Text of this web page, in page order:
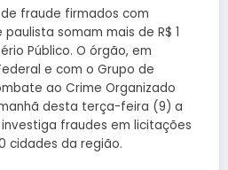
fraude firmados com
somam mais de R$ 1
Público. O órgão, em
e com o Grupo de
ao Crime Organizado
desta terça-feira (9) a
investiga fraudes em licitações
cidades da região.